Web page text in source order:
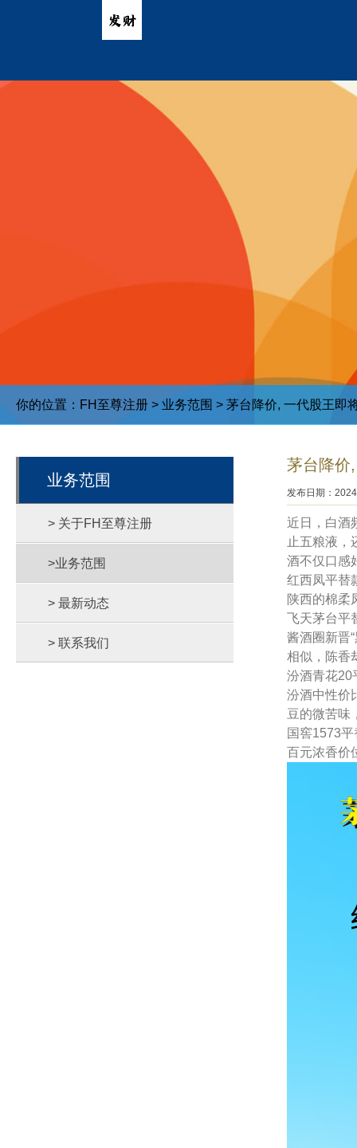
你的位置： FH至尊注册 > 业务范围 > 茅台降价, 一代股王即
业务范围
> 关于FH至尊注册
>业务范围
> 最新动态
> 联系我们
茅台降价
发布日期：
近日，白酒
止五粮液，
酒不仅口感
红西凤平替
陕西的棉柔
飞天茅台平
酱酒圈新晋
相似，陈香
汾酒青花20
汾酒中性价
豆的微苦味
国窖1573
百元浓香价